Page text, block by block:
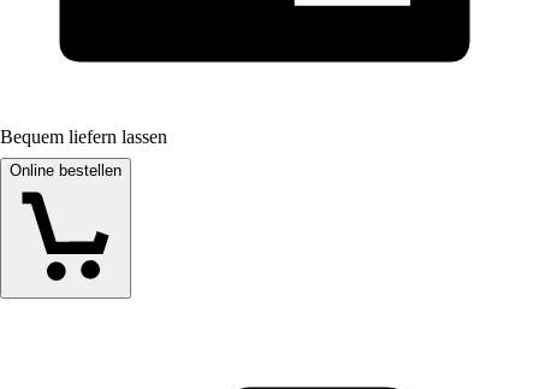
Bequem liefern lassen
Online bestellen